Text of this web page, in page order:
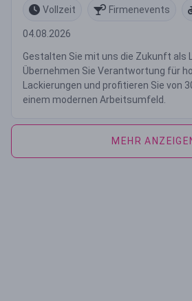
Vollzeit
Firmenevents
04.08.2026
Gestalten Sie mit uns die Zukunft als
Übernehmen Sie Verantwortung für
Lackierungen und profitieren Sie von
einem modernen Arbeitsumfeld.
MEHR